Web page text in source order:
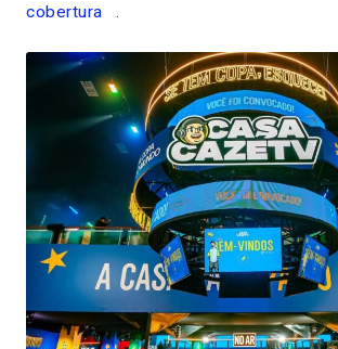
cobertura
.